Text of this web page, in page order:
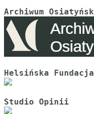
Archiwum
Helsińska
Studio Opinii